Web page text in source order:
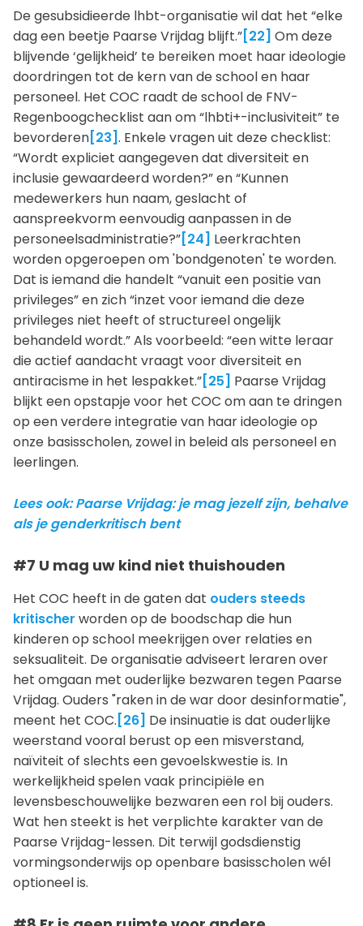
De gesubsidieerde lhbt-organisatie wil dat het “elke
dag een beetje Paarse Vrijdag blijft.”[22] Om deze
blijvende ‘gelijkheid’ te bereiken moet haar ideologie
doordringen tot de kern van de school en haar
personeel. Het COC raadt de school de FNV-
Regenboogchecklist aan om “lhbti+-inclusiviteit” te
bevorderen[23]. Enkele vragen uit deze checklist:
“Wordt expliciet aangegeven dat diversiteit en
inclusie gewaardeerd worden?” en “Kunnen
medewerkers hun naam, geslacht of
aanspreekvorm eenvoudig aanpassen in de
personeelsadministratie?”[24] Leerkrachten
worden opgeroepen om 'bondgenoten' te worden.
Dat is iemand die handelt “vanuit een positie van
privileges” en zich “inzet voor iemand die deze
privileges niet heeft of structureel ongelijk
behandeld wordt.” Als voorbeeld: “een witte leraar
die actief aandacht vraagt voor diversiteit en
antiracisme in het lespakket.”[25] Paarse Vrijdag
blijkt een opstapje voor het COC om aan te dringen
op een verdere integratie van haar ideologie op
onze basisscholen, zowel in beleid als personeel en
leerlingen.
Lees ook: Paarse Vrijdag: je mag jezelf zijn, behalve
als je genderkritisch bent
#7 U mag uw kind niet thuishouden
Het COC heeft in de gaten dat ouders steeds
kritischer worden op de boodschap die hun
kinderen op school meekrijgen over relaties en
seksualiteit. De organisatie adviseert leraren over
het omgaan met ouderlijke bezwaren tegen Paarse
Vrijdag. Ouders "raken in de war door desinformatie",
meent het COC. [26] De insinuatie is dat ouderlijke
weerstand vooral berust op een misverstand,
naïviteit of slechts een gevoelskwestie is. In
werkelijkheid spelen vaak principiële en
levensbeschouwelijke bezwaren een rol bij ouders.
Wat hen steekt is het verplichte karakter van de
Paarse Vrijdag-lessen. Dit terwijl godsdienstig
vormingsonderwijs op openbare basisscholen wél
optioneel is.